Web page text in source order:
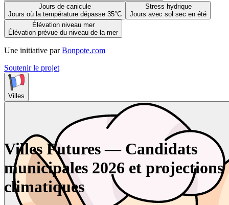
Jours de canicule
Jours où la température dépasse 35°C
Stress hydrique
Jours avec sol sec en été
Élévation niveau mer
Élévation prévue du niveau de la mer
Une initiative par Bonpote.com
Soutenir le projet
Villes
Villes Futures — Candidats
municipales 2026 et projections
climatiques